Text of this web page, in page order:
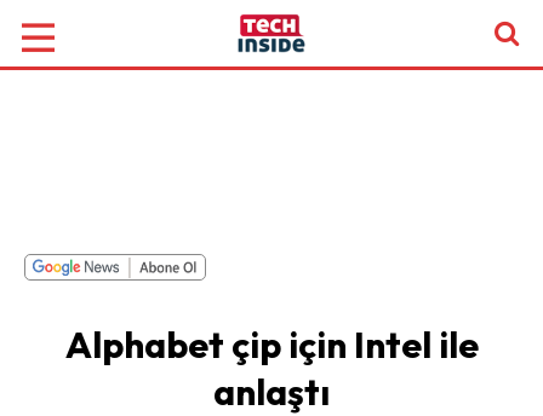
Alphabet çip için Intel ile
anlaştı